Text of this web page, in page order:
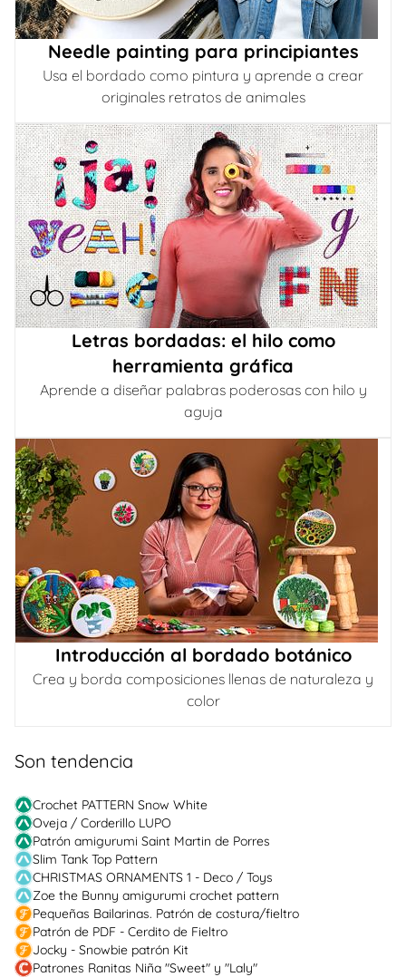
Needle painting para principiantes
Usa el bordado como pintura y aprende a crear
originales retratos de animales
Letras bordadas: el hilo como
herramienta gráfica
Aprende a diseñar palabras poderosas con hilo y
aguja
Introducción al bordado botánico
Crea y borda composiciones llenas de naturaleza y
color
Son tendencia
Crochet PATTERN Snow White
Oveja / Corderillo LUPO
Patrón amigurumi Saint Martin de Porres
Slim Tank Top Pattern
CHRISTMAS ORNAMENTS 1 - Deco / Toys
Zoe the Bunny amigurumi crochet pattern
Pequeñas Bailarinas. Patrón de costura/fieltro
Patrón de PDF - Cerdito de Fieltro
Jocky - Snowbie patrón Kit
Patrones Ranitas Niña "Sweet" y "Laly"